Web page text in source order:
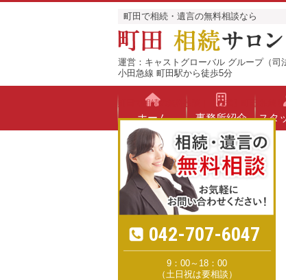
町田で相続・遺言の無料相談なら
運営：キャストグローバル グループ（司
小田急線 町田駅から徒歩5分
ホーム 事務所紹介 スタ
町田で相続の無料相談｜【公式】町田 相続サ
042-707-6047
9：00～18：00
（土日祝は要相談）